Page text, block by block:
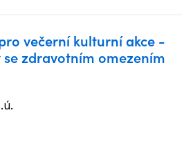
večerní kulturní akce -
zdravotním omezením